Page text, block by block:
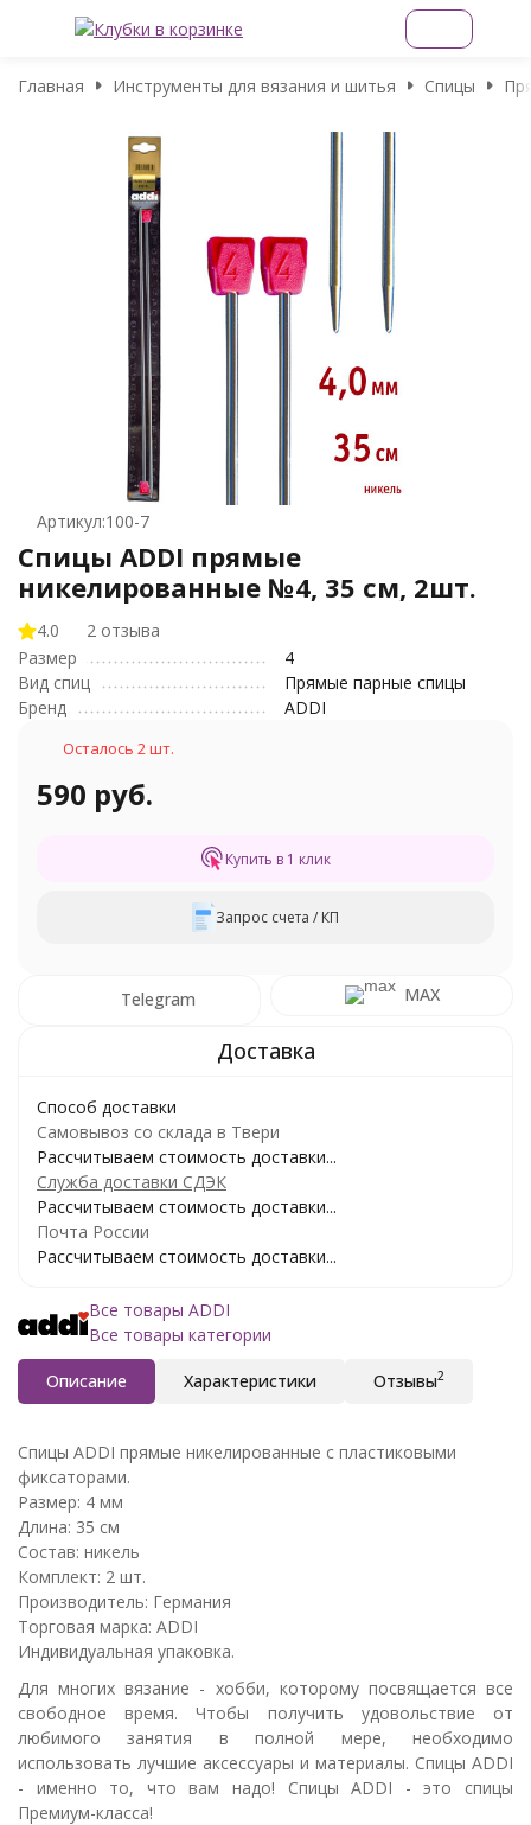
Главная Инструменты для вязания и шитья Спицы
Артикул:100-7
Спицы ADDI прямые
никелированные №4, 35 см, 2шт.
4.0
2 отзыва
Размер
4
Вид спиц
Прямые парные спицы
Бренд
ADDI
Осталось 2 шт.
590 руб.
Купить в 1 клик
Запрос счета / КП
Telegram MAX
Способ доставки
Самовывоз со склада в Твери
Рассчитываем стоимость доставки...
Служба доставки СДЭК
Рассчитываем стоимость доставки...
Почта России
Рассчитываем стоимость доставки...
Все товары ADDI
Все товары категории
Описание Характеристики Отзывы2
Спицы ADDI прямые никелированные с пластиковыми
фиксаторами.
Размер: 4 мм
Длина: 35 см
Состав: никель
Комплект: 2 шт.
Производитель: Германия
Торговая марка: ADDI
Индивидуальная упаковка.
Для многих вязание - хобби, которому посвящается все
свободное время. Чтобы получить удовольствие от
любимого занятия в полной мере, необходимо
использовать лучшие аксессуары и материалы. Спицы ADDI
- именно то, что вам надо! Спицы ADDI - это спицы
Премиум-класса!